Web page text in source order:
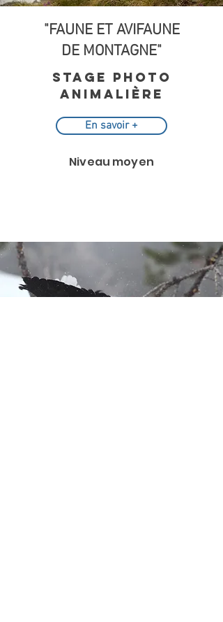
"FAUNE ET AVIFAUNE
DE MONTAGNE"
STAGE PHOTO
ANIMALIÈRE
En savoir +
Niveau moyen